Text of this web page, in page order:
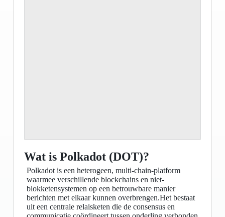
Wat is Polkadot (DOT)?
Polkadot is een heterogeen, multi-chain-platform
waarmee verschillende blockchains en niet-
blokketensystemen op een betrouwbare manier
berichten met elkaar kunnen overbrengen.Het bestaat
uit een centrale relaisketen die de consensus en